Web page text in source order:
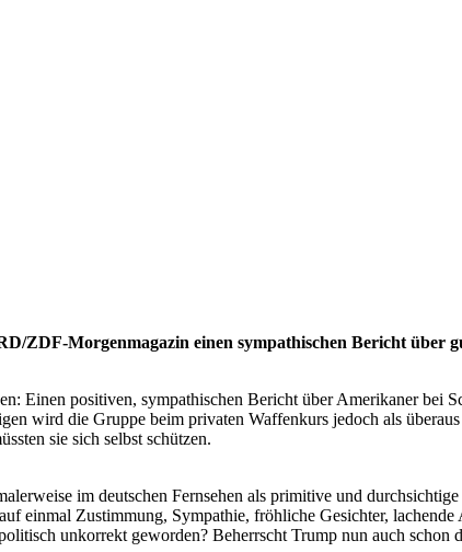
ZDF-Morgenmagazin einen sympathischen Bericht über
Einen positiven, sympathischen Bericht über Amerikaner bei
wird die Gruppe beim privaten Waffenkurs jedoch als
sie sich selbst schützen.
im deutschen Fernsehen als primitive und
einmal Zustimmung, Sympathie, fröhliche Gesichter, lachende
unkorrekt geworden? Beherrscht Trump nun auch schon